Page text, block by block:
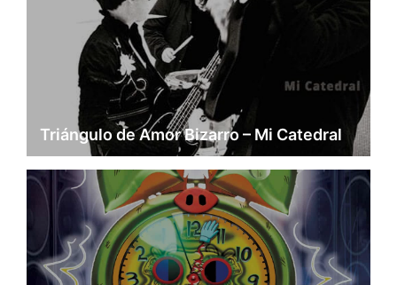
Triángulo de Amor Bizarro – Mi Catedral